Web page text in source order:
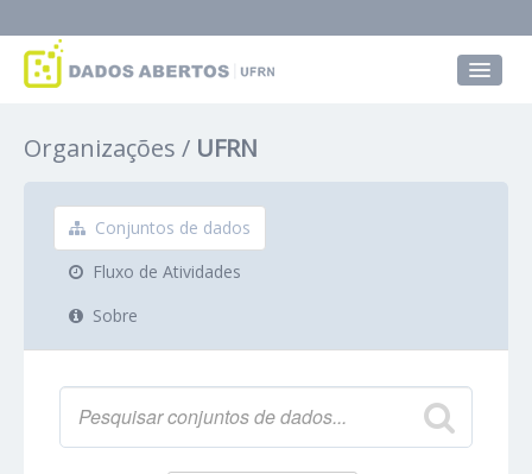
Grupos
Sobre
Organizações UFRN
Conjuntos de dados
Fluxo de Atividades
Sobre